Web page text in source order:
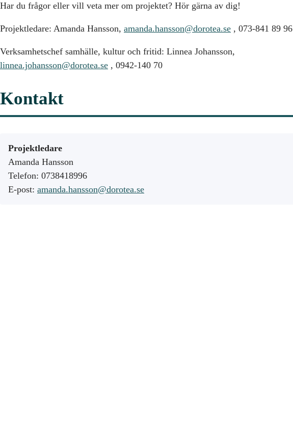
Har du frågor eller vill veta mer om projektet? Hör gärna av dig!
Projektledare: Amanda Hansson, amanda.hansson@dorotea.se , 073-841 89 96
Verksamhetschef samhälle, kultur och fritid: Linnea Johansson,
linnea.johansson@dorotea.se , 0942-140 70
Kontakt
Projektledare
Amanda Hansson
Telefon: 0738418996
E-post: amanda.hansson@dorotea.se